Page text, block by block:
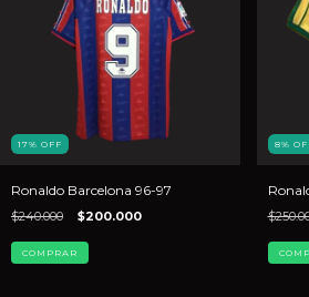
17% OFF
Ronaldo Barcelona 96-97
$240.000 $200.000
COMPRAR
8%